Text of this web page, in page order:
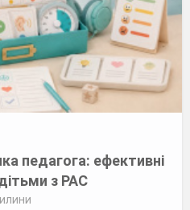
педагога: ефективні
з РАС